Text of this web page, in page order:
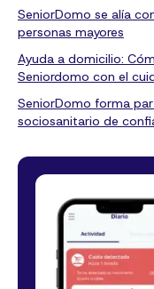
SeniorDomo se alía
personas mayores
Ayuda a domicilio:
Seniordomo con el
SeniorDomo forma
sociosanitario de